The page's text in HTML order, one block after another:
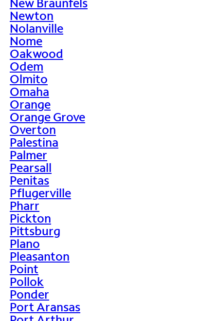
Newton
Nolanville
Nome
Oakwood
Odem
Olmito
Omaha
Orange
Orange Grove
Overton
Palestina
Palmer
Pearsall
Penitas
Pflugerville
Pharr
Pickton
Pittsburg
Plano
Pleasanton
Point
Pollok
Ponder
Port Aransas